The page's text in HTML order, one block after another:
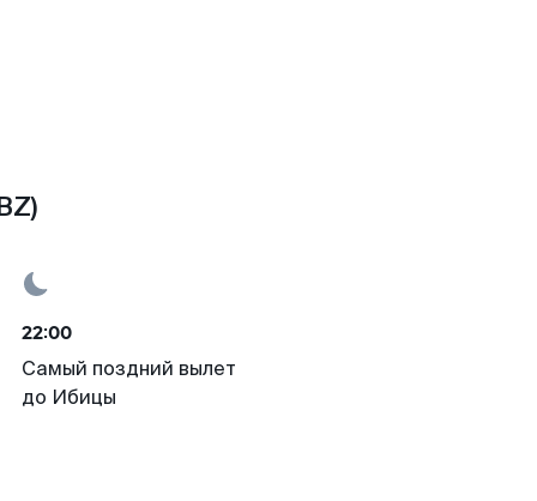
22:00
Самый поздний вылет
до Ибицы